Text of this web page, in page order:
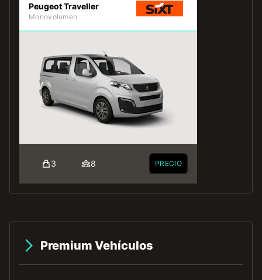
Peugeot Traveller
Monovolumen
3 8 PRECIO
Premium Vehículos